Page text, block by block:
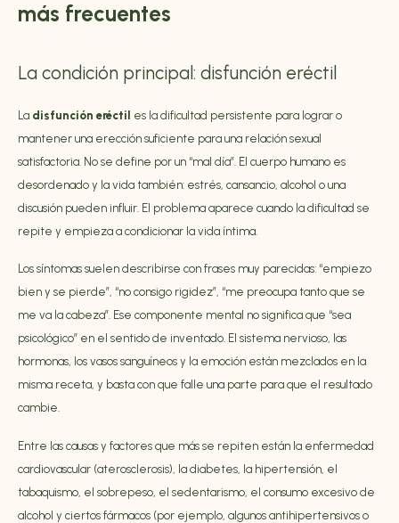
más frecuentes
La condición principal: disfunción eréctil
La disfunción eréctil es la dificultad persistente para lograr o
mantener una erección suficiente para una relación sexual
satisfactoria. No se define por un “mal día”. El cuerpo humano es
desordenado y la vida también: estrés, cansancio, alcohol o una
discusión pueden influir. El problema aparece cuando la dificultad se
repite y empieza a condicionar la vida íntima.
Los síntomas suelen describirse con frases muy parecidas: “empiezo
bien y se pierde”, “no consigo rigidez”, “me preocupa tanto que se
me va la cabeza”. Ese componente mental no significa que “sea
psicológico” en el sentido de inventado. El sistema nervioso, las
hormonas, los vasos sanguíneos y la emoción están mezclados en la
misma receta, y basta con que falle una parte para que el resultado
cambie.
Entre las causas y factores que más se repiten están la enfermedad
cardiovascular (aterosclerosis), la diabetes, la hipertensión, el
tabaquismo, el sobrepeso, el sedentarismo, el consumo excesivo de
alcohol y ciertos fármacos (por ejemplo, algunos antihipertensivos o